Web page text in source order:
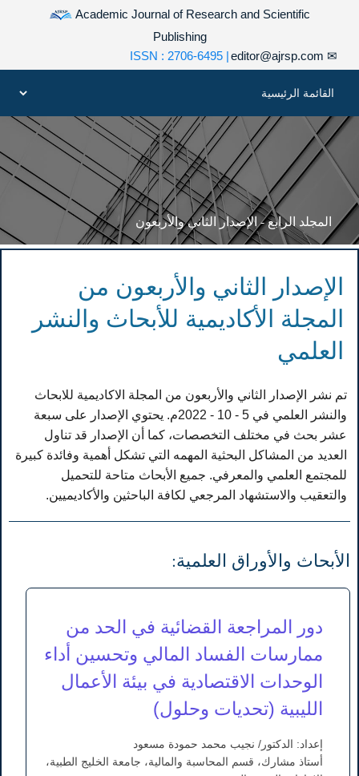
Academic Journal of Research and Scientific
Publishing
✉
المجلد الرابع - الإصدار الثاني والأربعون
الإصدار الثاني والأربعون من
المجلة الأكاديمية للأبحاث والنشر
العلمي
تم نشر الإصدار الثاني والأربعون من المجلة الاكاديمية للابحاث
والنشر العلمي في 5 - 10 - 2022م. يحتوي الإصدار على سبعة
عشر بحث في مختلف التخصصات، كما أن الإصدار قد تناول
العديد من المشاكل البحثية المهمه التي تشكل أهمية وفائدة كبيرة
للمجتمع العلمي والمعرفي. جميع الأبحاث متاحة للتحميل
والتعقيب والاستشهاد المرجعي لكافة الباحثين والأكاديميين.
الأبحاث والأوراق العلمية:
دور المراجعة القضائية في الحد من
ممارسات الفساد المالي وتحسين أداء
الوحدات الاقتصادية في بيئة الأعمال
الليبية (تحديات وحلول)
إعداد: الدكتور/ نجيب محمد حمودة مسعود
أستاذ مشارك، قسم المحاسبة والمالية، جامعة الخليج الطبية،